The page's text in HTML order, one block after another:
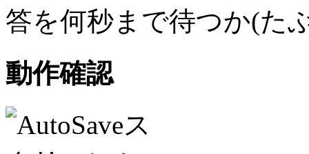
答を何秒まで待つか(た
動作確認